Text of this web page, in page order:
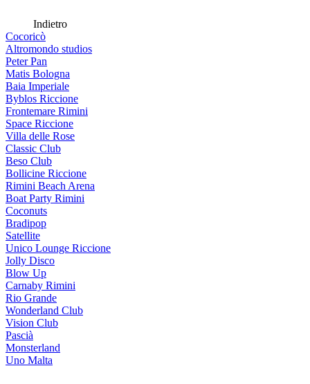
Indietro
Cocoricò
Altromondo studios
Peter Pan
Matis Bologna
Baia Imperiale
Byblos Riccione
Frontemare Rimini
Space Riccione
Villa delle Rose
Classic Club
Beso Club
Bollicine Riccione
Rimini Beach Arena
Boat Party Rimini
Coconuts
Bradipop
Satellite
Unico Lounge Riccione
Jolly Disco
Blow Up
Carnaby Rimini
Rio Grande
Wonderland Club
Vision Club
Pascià
Monsterland
Uno Malta